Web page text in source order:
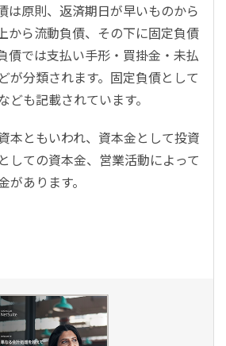
は原則、返済期日が早いものから
から流動負債、その下に固定負債
債では支払い手形・買掛金・未払
が分類されます。固定負債として
ども記載されています。
本ともいわれ、資本金として投資
しての資本金、営業活動によって
があります。